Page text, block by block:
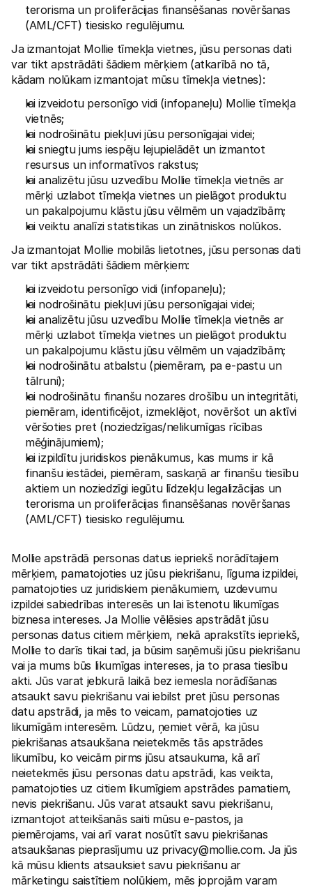
terorisma un proliferācijas finansēšanas novēršanas
(AML/CFT) tiesisko regulējumu.
Ja izmantojat Mollie tīmekļa vietnes, jūsu personas dati
var tikt apstrādāti šādiem mērķiem (atkarībā no tā,
kādam nolūkam izmantojat mūsu tīmekļa vietnes):
lai izveidotu personīgo vidi (infopaneļu) Mollie tīmekļa
vietnēs;
lai nodrošinātu piekļuvi jūsu personīgajai videi;
lai sniegtu jums iespēju lejupielādēt un izmantot
resursus un informatīvos rakstus;
lai analizētu jūsu uzvedību Mollie tīmekļa vietnēs ar
mērķi uzlabot tīmekļa vietnes un pielāgot produktu
un pakalpojumu klāstu jūsu vēlmēm un vajadzībām;
lai veiktu analīzi statistikas un zinātniskos nolūkos.
Ja izmantojat Mollie mobilās lietotnes, jūsu personas dati
var tikt apstrādāti šādiem mērķiem:
lai izveidotu personīgo vidi (infopaneļu);
lai nodrošinātu piekļuvi jūsu personīgajai videi;
lai analizētu jūsu uzvedību Mollie tīmekļa vietnēs ar
mērķi uzlabot tīmekļa vietnes un pielāgot produktu
un pakalpojumu klāstu jūsu vēlmēm un vajadzībām;
lai nodrošinātu atbalstu (piemēram, pa e-pastu un
tālruni);
lai nodrošinātu finanšu nozares drošību un integritāti,
piemēram, identificējot, izmeklējot, novēršot un aktīvi
vēršoties pret (noziedzīgas/nelikumīgas rīcības
mēģinājumiem);
lai izpildītu juridiskos pienākumus, kas mums ir kā
finanšu iestādei, piemēram, saskaņā ar finanšu tiesību
aktiem un noziedzīgi iegūtu līdzekļu legalizācijas un
terorisma un proliferācijas finansēšanas novēršanas
(AML/CFT) tiesisko regulējumu.
Mollie apstrādā personas datus iepriekš norādītajiem
mērķiem, pamatojoties uz jūsu piekrišanu, līguma izpildei,
pamatojoties uz juridiskiem pienākumiem, uzdevumu
izpildei sabiedrības interesēs un lai īstenotu likumīgas
biznesa intereses. Ja Mollie vēlēsies apstrādāt jūsu
personas datus citiem mērķiem, nekā aprakstīts iepriekš,
Mollie to darīs tikai tad, ja būsim saņēmuši jūsu piekrišanu
vai ja mums būs likumīgas intereses, ja to prasa tiesību
akti. Jūs varat jebkurā laikā bez iemesla norādīšanas
atsaukt savu piekrišanu vai iebilst pret jūsu personas
datu apstrādi, ja mēs to veicam, pamatojoties uz
likumīgām interesēm. Lūdzu, ņemiet vērā, ka jūsu
piekrišanas atsaukšana neietekmēs tās apstrādes
likumību, ko veicām pirms jūsu atsaukuma, kā arī
neietekmēs jūsu personas datu apstrādi, kas veikta,
pamatojoties uz citiem likumīgiem apstrādes pamatiem,
nevis piekrišanu. Jūs varat atsaukt savu piekrišanu,
izmantojot atteikšanās saiti mūsu e-pastos, ja
piemērojams, vai arī varat nosūtīt savu piekrišanas
atsaukšanas pieprasījumu uz privacy@mollie.com. Ja jūs
kā mūsu klients atsauksiet savu piekrišanu ar
mārketingu saistītiem nolūkiem, mēs joprojām varam